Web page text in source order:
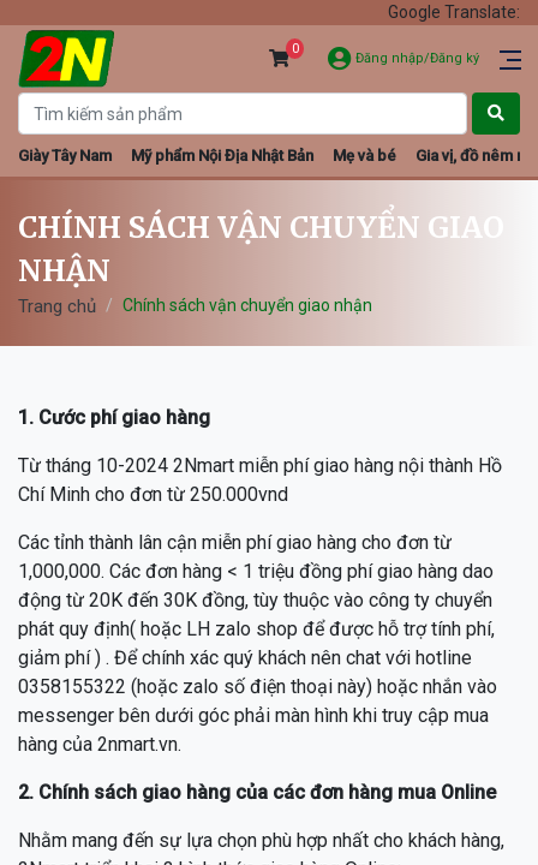
Google Translate:
0
Đăng nhập/Đăng ký
Giày Tây Nam Mỹ phẩm Nội Địa Nhật Bản Mẹ và bé Gia vị, đồ nêm
CHÍNH SÁCH VẬN CHUYỂN GIAO
NHẬN
Trang chủ Chính sách vận chuyển giao nhận
1. Cước phí giao hàng
Từ tháng 10-2024 2Nmart miễn phí giao hàng nội thành Hồ
Chí Minh cho đơn từ 250.000vnd
Các tỉnh thành lân cận miễn phí giao hàng cho đơn từ
1,000,000. Các đơn hàng < 1 triệu đồng phí giao hàng dao
động từ 20K đến 30K đồng, tùy thuộc vào công ty chuyển
phát quy định( hoặc LH zalo shop để được hỗ trợ tính phí,
giảm phí ) . Để chính xác quý khách nên chat với hotline
0358155322 (hoặc zalo số điện thoại này) hoặc nhắn vào
messenger bên dưới góc phải màn hình khi truy cập mua
hàng của 2nmart.vn.
2. Chính sách giao hàng của các đơn hàng mua Online
Nhằm mang đến sự lựa chọn phù hợp nhất cho khách hàng,